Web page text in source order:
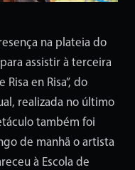
na plateia do
assistir à terceira
en Risa”, do
realizada no último
também foi
de manhã o artista
à Escola de